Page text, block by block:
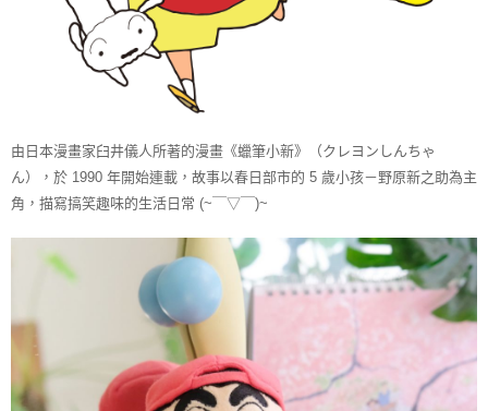
３．未成年的使用者請事先徵得法定代理人或監護人之同意方可使用
「AFTEE先享後付」，若未經同意申辦者引起之損失，本公司不負相關責
４．使用「AFTEE先享後付」時，將依據個別帳號之用戶狀況，依本公司即
時審查核予不同之上限額度；若仍有額度不足之情形，本公司將視審查結果
恩沛科技股份有限公司將有權停止該用戶之使用額度並採取法律行動。
由日本漫畫家臼井儀人所著的漫畫《蠟筆小新》（クレヨンしんちゃ
ん），於 1990 年開始連載， 故事以春日部市的 5 歲小孩－野原新之助為主
角，描寫搞笑趣味的生活日常 (~￣▽￣)~